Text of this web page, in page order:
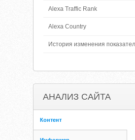
Alexa Traffic Rank
Alexa Country
История изменения
АНАЛИЗ САЙТА
Контент